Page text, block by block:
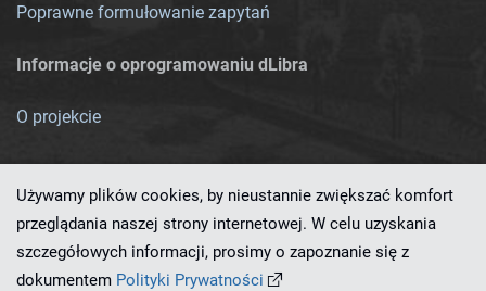
Poprawne formułowanie zapytań
Informacje o oprogramowaniu dLibra
O projekcie
Ten serwis działa dzięki oprogramowaniu
Używamy plików cookies, by nieustannie zwiększać komfort
przeglądania naszej strony internetowej. W celu uzyskania
szczegółowych informacji, prosimy o zapoznanie się z
dokumentem Polityki Prywatności